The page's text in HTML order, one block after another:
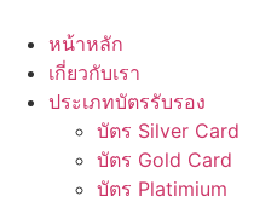
content
หน้าหลัก
เกี่ยวกับเรา
ประเภทบัตรรับรอง
บัตร Silver Card
บัตร Gold Card
บัตร Platimium